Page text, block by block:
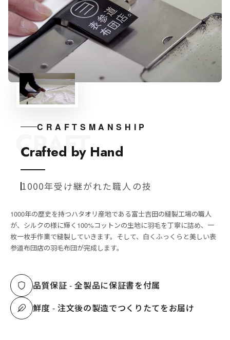
CRAFTSMANSHIP
CRAFT
Crafted by Hand
1000年受け継がれた職人の技
1000年の歴史を持つハタオリ産地である富士吉田の縫製工場の職人
が、シルクの様に輝く100%コットンの生地に羽毛を丁寧に詰め、一
枚一枚手作業で縫製していきます。そして、白くふっくらと美しい表
参道布団店の羽毛布団が完成します。
品質保証 - 全製品に保証書を付属
鮮度 - 注文後の製造でつくりたてをお届け